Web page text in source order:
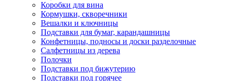
Коробки для вина
Кормушки, скворечники
Вешалки и ключницы
Подставки для бумаг, карандашницы
Конфетницы, подносы и доски разделочные
Салфетницы из дерева
Полочки
Подставки под бижутерию
Подставки под горячее